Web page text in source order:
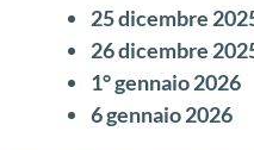
25 dicembre
26 dicembre
1° gennaio 2026
6 gennaio 2026